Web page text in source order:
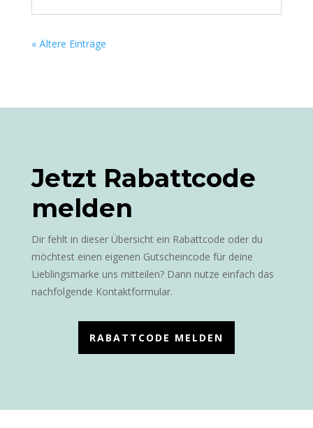
« Ältere Einträge
Jetzt Rabattcode
melden
Dir fehlt in dieser Übersicht ein Rabattcode oder du
möchtest einen eigenen Gutscheincode für deine
Lieblingsmarke uns mitteilen? Dann nutze einfach das
nachfolgende Kontaktformular.
RABATTCODE MELDEN